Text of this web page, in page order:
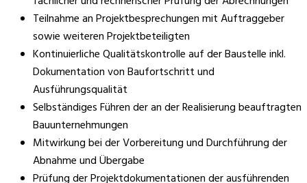
Teilnahme an Projektbesprechungen mit Auftraggeber
sowie weiteren Projektbeteiligten
Kontinuierliche Qualitätskontrolle auf der Baustelle inkl.
Dokumentation von Baufortschritt und
Ausführungsqualität
Selbständiges Führen der an der Realisierung beauftragten
Bauunternehmungen
Mitwirkung bei der Vorbereitung und Durchführung der
Abnahme und Übergabe
Prüfung der Projektdokumentationen der ausführenden